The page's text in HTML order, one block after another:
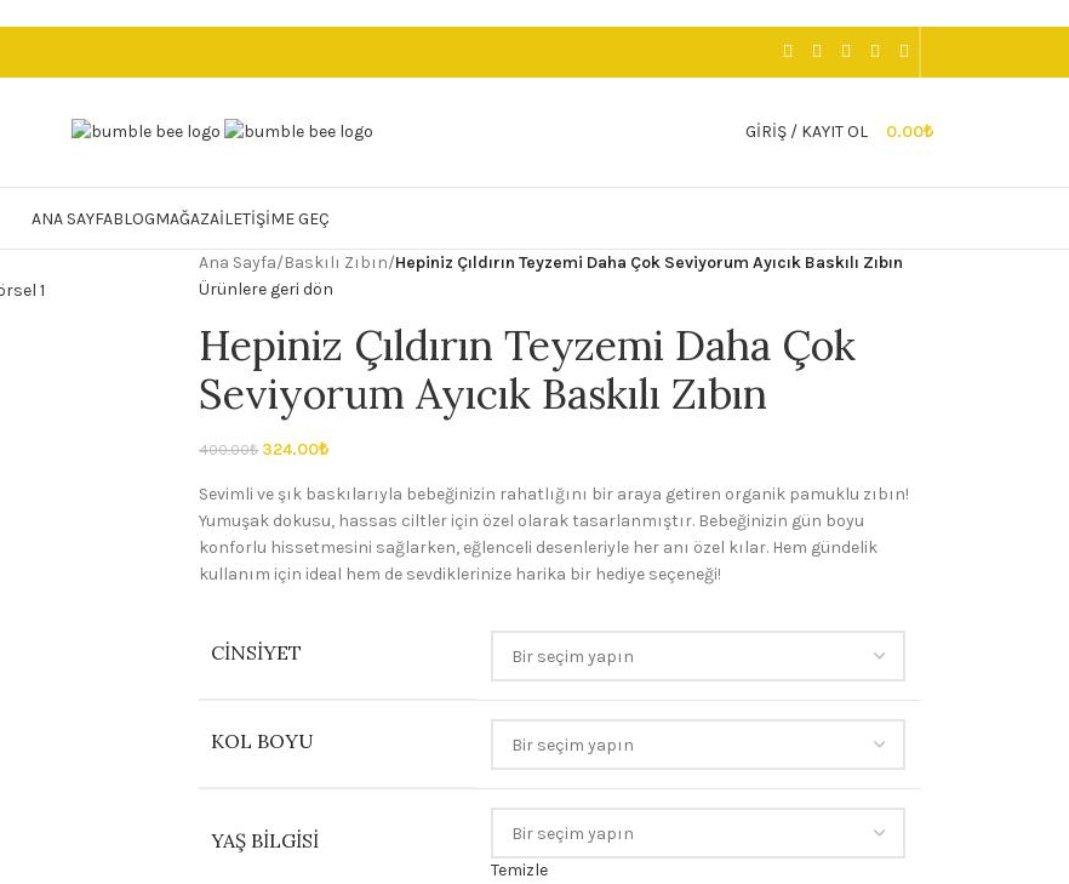
GIRIŞ / KAYIT OL 0.00₺
ANA SAYFABLOGMAĞAZAİLETIŞIME GEÇ
Ana Sayfa/Baskılı Zıbın/Hepiniz Çıldırın Teyzemi Daha Çok Seviyorum Ayıcık Baskılı Zıbın
Ürünlere geri dön
Hepiniz Çıldırın Teyzemi Daha Çok
Seviyorum Ayıcık Baskılı Zıbın
400.00₺ 324.00₺
Sevimli ve şık baskılarıyla bebeğinizin rahatlığını bir araya getiren organik pamuklu zıbın!
Yumuşak dokusu, hassas ciltler için özel olarak tasarlanmıştır. Bebeğinizin gün boyu
konforlu hissetmesini sağlarken, eğlenceli desenleriyle her anı özel kılar. Hem gündelik
kullanım için ideal hem de sevdiklerinize harika bir hediye seçeneği!
CINSIYET
KOL BOYU
YAŞ BILGISI
Temizle